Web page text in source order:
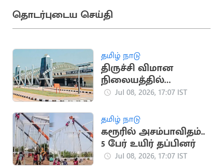
தொடர்புடைய செய்தி
தமிழ் நாடு
திருச்சி விமான
நிலையத்தில்
அதிநவீன பாதுகாப்பு
Jul 08, 2026, 17:07 IST
தமிழ் நாடு
கரூரில் அசம்பாவிதம்..
5 பேர் உயிர் தப்பினர்
Jul 08, 2026, 17:07 IST